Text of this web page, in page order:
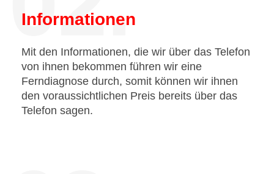
Informationen
Mit den Informationen, die wir über das Telefon
von ihnen bekommen führen wir eine
Ferndiagnose durch, somit können wir ihnen
den voraussichtlichen Preis bereits über das
Telefon sagen.